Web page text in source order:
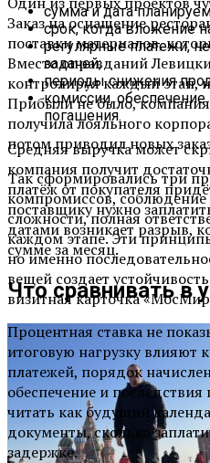
Заказ на оснащение
поставки материалов,
Вместо оправданий
контролируя каждый этап,
Прибыли не было,
получила лояльного
потом приводил новых
Так сформировались три
компромиссов, соблюдение
сложности, полная
каждом этапе. Эти
но именно
вещей создает
визитная карточка
сумма и дата
срок, когда вложение
регулярные платежи,
задачей;
периоды снижения
комиссии,
погашения.
Средняя выручка может
компания получит
платёж от покупателя
поставщику нужно
датами возникает разрыв,
сумме за месяц.
Что сравнивать в
Процентная ставка не
итоговую нагрузку влияют
платежей, порядок
обеспечение и
читать как будущий
документы, сколько
задержке.